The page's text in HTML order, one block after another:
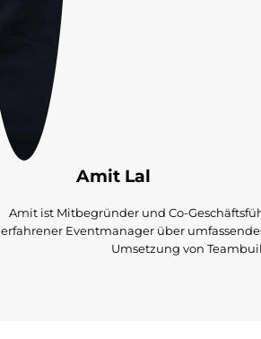
Amit Lal
Amit ist Mitbegründer und Co-
erfahrener Eventmanager über
Umsetzung von